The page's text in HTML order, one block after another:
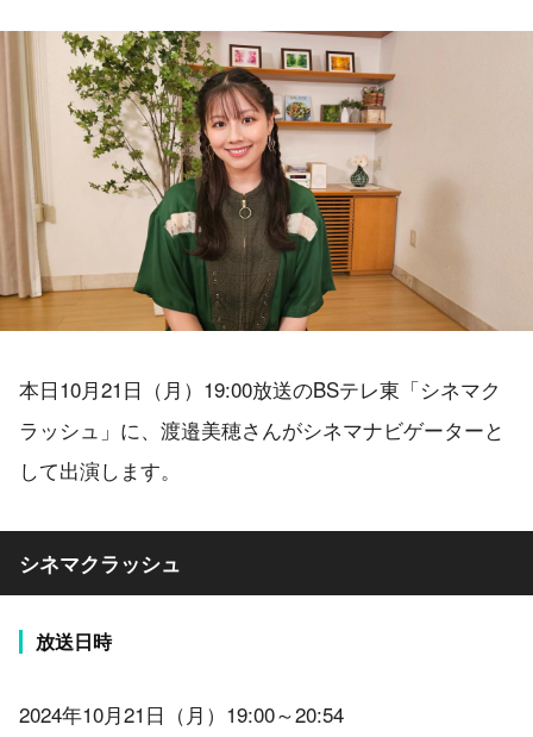
本日10月21日（月）19:00放送のBSテレ東「シネマク
ラッシュ」に、渡邉美穂さんがシネマナビゲーターと
して出演します。
シネマクラッシュ
放送日時
2024年10月21日（月）19:00～20:54